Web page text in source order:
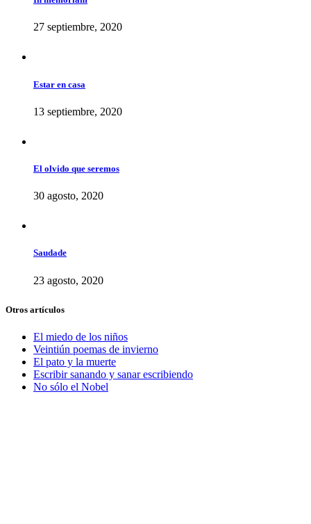
27 septiembre, 2020
Estar en casa
13 septiembre, 2020
El olvido que seremos
30 agosto, 2020
Saudade
23 agosto, 2020
Otros artículos
El miedo de los niños
Veintiún poemas de invierno
El pato y la muerte
Escribir sanando y sanar escribiendo
No sólo el Nobel